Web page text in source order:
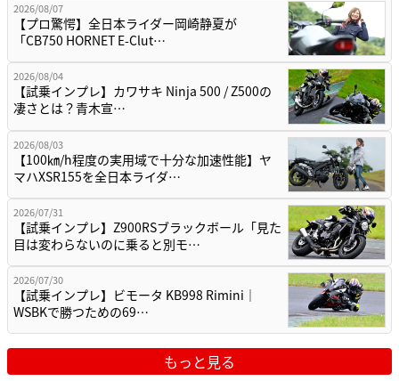
2026/08/07
【プロ驚愕】全日本ライダー岡崎静夏が
「CB750 HORNET E-Clut…
2026/08/04
【試乗インプレ】カワサキ Ninja 500 / Z500の
凄さとは？青木宣…
2026/08/03
【100㎞/h程度の実用域で十分な加速性能】ヤ
マハXSR155を全日本ライダ…
2026/07/31
【試乗インプレ】Z900RSブラックボール「見た
目は変わらないのに乗ると別モ…
2026/07/30
【試乗インプレ】ビモータ KB998 Rimini｜
WSBKで勝つための69…
もっと見る